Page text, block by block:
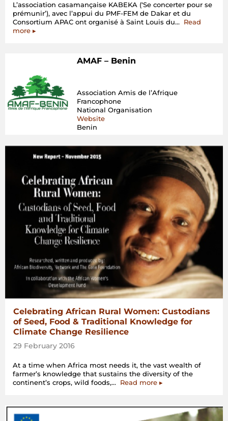
L’association casamançaise KABEKA (‘Se concerter pour se
prémunir’), avec l’appui du PMF-FEM de Dakar et du
Consortium APAC ont organisé à Saint Louis du… Read
more“Elaboration
pour
les
APAC
en
Afrique
▸
AMAF – Benin
Association Amis de l’Afrique
Francophone
National Organisation
Website
Benin
Celebrating African Rural Women: Custodians
of Seed, Food & Traditional Knowledge for
Climate Change Resilience
29 February 2016
At a time when Africa most needs it, the vast wealth of
farmer’s knowledge that sustains the diversity of the
continent’s crops, wild foods,… Read more“Celebrating
Women:
Custodians
▸